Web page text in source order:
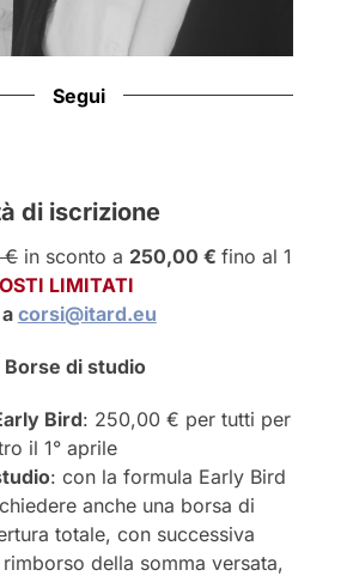
Segui
di iscrizione
€in sconto a 250,00 € fino al 1
LIMITATI
corsi@itard.eu
di studio
Bird: 250,00 € per tutti per
il 1° aprile
: con la formula Early Bird
anche una borsa di
totale, con successiva
della somma versata,